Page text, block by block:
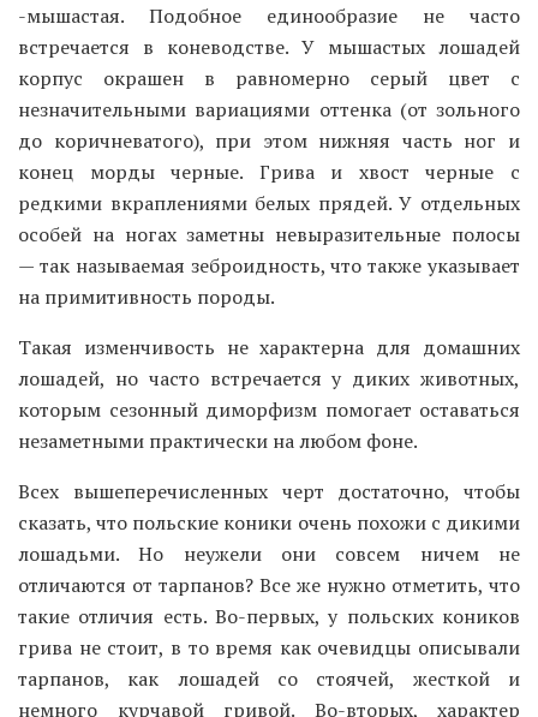
-мышастая. Подобное единообразие не часто
встречается в коневодстве. У мышастых лошадей
корпус окрашен в равномерно серый цвет с
незначительными вариациями оттенка (от зольного
до коричневатого), при этом нижняя часть ног и
конец морды черные. Грива и хвост черные с
редкими вкраплениями белых прядей. У отдельных
особей на ногах заметны невыразительные полосы
— так называемая зеброидность, что также указывает
на примитивность породы.
Такая изменчивость не характерна для домашних
лошадей, но часто встречается у диких животных,
которым сезонный диморфизм помогает оставаться
незаметными практически на любом фоне.
Всех вышеперечисленных черт достаточно, чтобы
сказать, что польские коники очень похожи с дикими
лошадьми. Но неужели они совсем ничем не
отличаются от тарпанов? Все же нужно отметить, что
такие отличия есть. Во-первых, у польских коников
грива не стоит, в то время как очевидцы описывали
тарпанов, как лошадей со стоячей, жесткой и
немного курчавой гривой. Во-вторых, характер